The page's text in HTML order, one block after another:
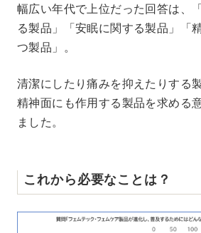
幅広い年代で上位だった回答は、
る製品」「安眠に関する製品」「
つ製品」。
清潔にしたり痛みを抑えたりする
精神面にも作用する製品を求める
ました。
これから必要なことは？